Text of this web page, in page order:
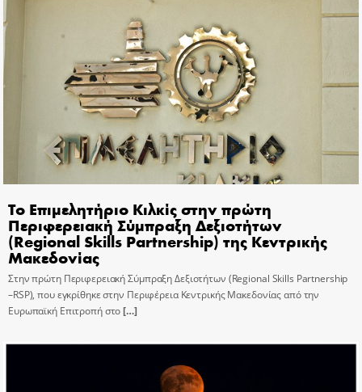
Το Επιμελητήριο Κιλκίς στην πρώτη
Περιφερειακή Σύμπραξη Δεξιοτήτων
(Regional Skills Partnership) της Κεντρικής
Μακεδονίας
Στην πρώτη Περιφερειακή Σύμπραξη Δεξιοτήτων (Regional Skills Partnership
–RSP), που εγκρίθηκε στην Περιφέρεια Κεντρικής Μακεδονίας από την
Ευρωπαϊκή Επιτροπή στο[…]